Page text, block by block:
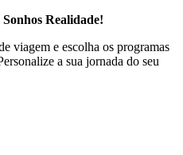
Realidade!
viagem e escolha os programas
a sua jornada do seu